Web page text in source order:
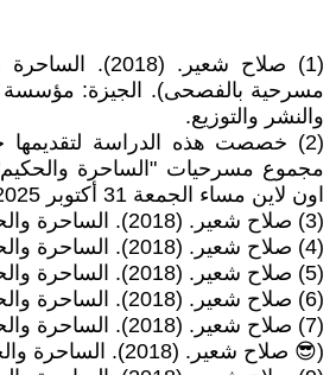
(1) صلاح شعير.
مسرحية بالفصحى). الجيزة:
والنشر والتوزيع.
(2) خصصت هذه الدراسة لتقديمها
مجموع مسرحيات "الساحرة
اون لاين مساء الجمعة 31 أكتوبر 2025
(3) صلاح شعير. (2018). الساحرة والحكيم. ص 172
(4) صلاح شعير. (2018). الساحرة والحكيم. ص 172
(5) صلاح شعير. (2018). الساحرة والحكيم. ص 14
(6) صلاح شعير. (2018). الساحرة والحكيم. ص 8
(7) صلاح شعير. (2018). الساحرة والحكيم. ص 43
(😎 صلاح شعير. (2018). الساحرة والحكيم. ص 34